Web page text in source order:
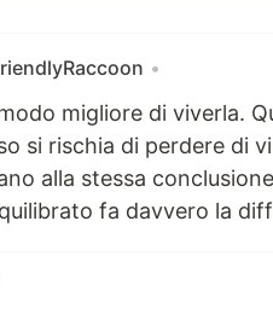
•
migliore di viverla.
si rischia di perdere di
alla stessa
fa davvero la